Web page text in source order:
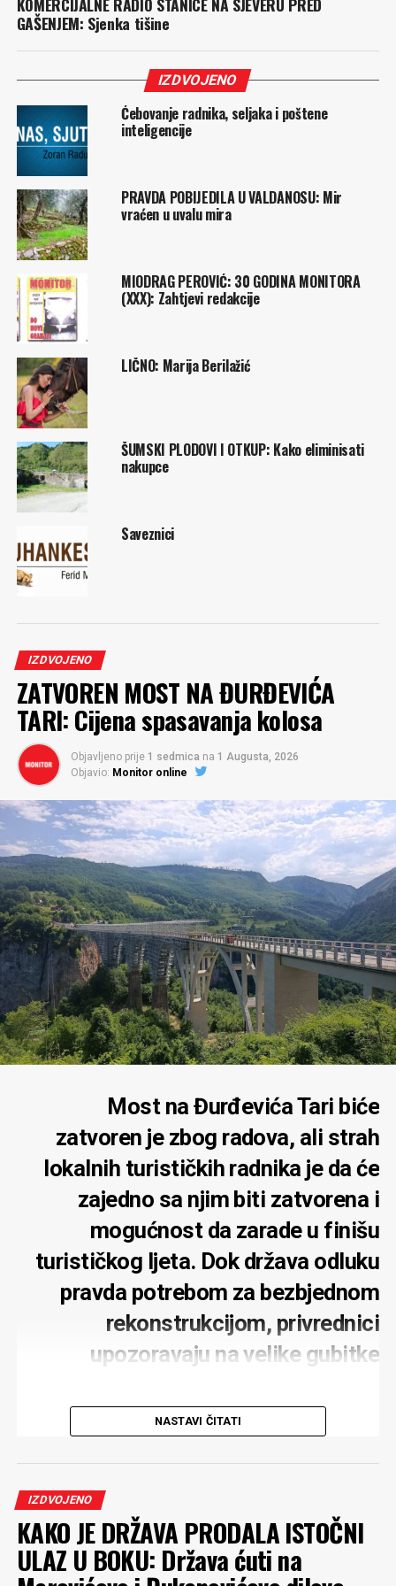
GAŠENJEM: Sjenka tišine
IZDVOJENO
Ćebovanje radnika, seljaka i poštene
inteligencije
PRAVDA POBIJEDILA U VALDANOSU: Mir
vraćen u uvalu mira
MIODRAG PEROVIĆ: 30 GODINA MONITORA
(XXX): Zahtjevi redakcije
LIČNO: Marija Berilažić
ŠUMSKI PLODOVI I OTKUP: Kako eliminisati
nakupce
Saveznici
IZDVOJENO
ZATVOREN MOST NA ĐURĐEVIĆA
TARI: Cijena spasavanja kolosa
Objavljeno prije 1 sedmica na 1 Augusta, 2026
Objavio: Monitor online
Most na Đurđevića Tari biće
zatvoren je zbog radova, ali strah
lokalnih turističkih radnika je da će
zajedno sa njim biti zatvorena i
mogućnost da zarade u finišu
turističkog ljeta. Dok država odluku
pravda potrebom za bezbjednom
rekonstrukcijom, privrednici
upozoravaju na velike gubitke
Potpuno zatvaranje mosta na Đurđevića Tari zbog
rekonstrukcije moglo bi ozbiljno pogoditi turističku
privredu tog kraja, upozoravaju lokalni privrednici.
Posebno strahuju za rafting turizam, koji tokom ljeta
predstavlja jedan od najvažnijih izvora prihoda. Iako
podržavaju obnovu mosta i ne dovode u pitanje njenu
NASTAVI ČITATI
IZDVOJENO
KAKO JE DRŽAVA PRODALA ISTOČNI
ULAZ U BOKU: Država ćuti na